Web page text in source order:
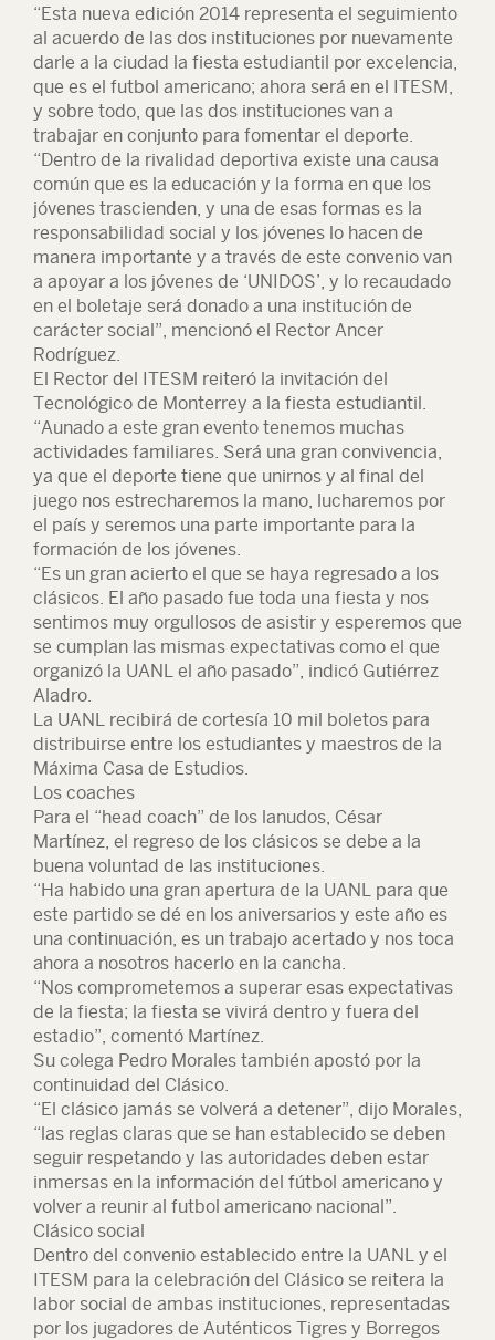
“Esta nueva edición 2014 representa el seguimiento
al acuerdo de las dos instituciones por nuevamente
darle a la ciudad la fiesta estudiantil por excelencia,
que es el futbol americano; ahora será en el ITESM,
y sobre todo, que las dos instituciones van a
trabajar en conjunto para fomentar el deporte.
“Dentro de la rivalidad deportiva existe una causa
común que es la educación y la forma en que los
jóvenes trascienden, y una de esas formas es la
responsabilidad social y los jóvenes lo hacen de
manera importante y a través de este convenio van
a apoyar a los jóvenes de ‘UNIDOS’, y lo recaudado
en el boletaje será donado a una institución de
carácter social”, mencionó el Rector Ancer
Rodríguez.
El Rector del ITESM reiteró la invitación del
Tecnológico de Monterrey a la fiesta estudiantil.
“Aunado a este gran evento tenemos muchas
actividades familiares. Será una gran convivencia,
ya que el deporte tiene que unirnos y al final del
juego nos estrecharemos la mano, lucharemos por
el país y seremos una parte importante para la
formación de los jóvenes.
“Es un gran acierto el que se haya regresado a los
clásicos. El año pasado fue toda una fiesta y nos
sentimos muy orgullosos de asistir y esperemos que
se cumplan las mismas expectativas como el que
organizó la UANL el año pasado”, indicó Gutiérrez
Aladro.
La UANL recibirá de cortesía 10 mil boletos para
distribuirse entre los estudiantes y maestros de la
Máxima Casa de Estudios.
Los coaches
Para el “head coach” de los lanudos, César
Martínez, el regreso de los clásicos se debe a la
buena voluntad de las instituciones.
“Ha habido una gran apertura de la UANL para que
este partido se dé en los aniversarios y este año es
una continuación, es un trabajo acertado y nos toca
ahora a nosotros hacerlo en la cancha.
“Nos comprometemos a superar esas expectativas
de la fiesta; la fiesta se vivirá dentro y fuera del
estadio”, comentó Martínez.
Su colega Pedro Morales también apostó por la
continuidad del Clásico.
“El clásico jamás se volverá a detener”, dijo Morales,
“las reglas claras que se han establecido se deben
seguir respetando y las autoridades deben estar
inmersas en la información del fútbol americano y
volver a reunir al futbol americano nacional”.
Clásico social
Dentro del convenio establecido entre la UANL y el
ITESM para la celebración del Clásico se reitera la
labor social de ambas instituciones, representadas
por los jugadores de Auténticos Tigres y Borregos